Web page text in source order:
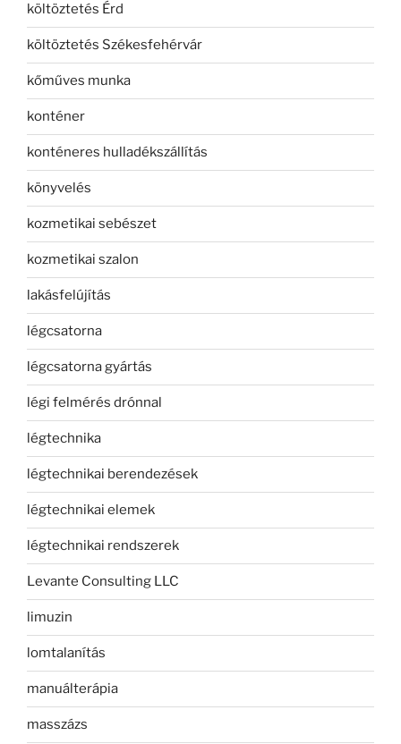
költöztetés Érd
költöztetés Székesfehérvár
kőműves munka
konténer
konténeres hulladékszállítás
könyvelés
kozmetikai sebészet
kozmetikai szalon
lakásfelújítás
légcsatorna
légcsatorna gyártás
légi felmérés drónnal
légtechnika
légtechnikai berendezések
légtechnikai elemek
légtechnikai rendszerek
Levante Consulting LLC
limuzin
lomtalanítás
manuálterápia
masszázs